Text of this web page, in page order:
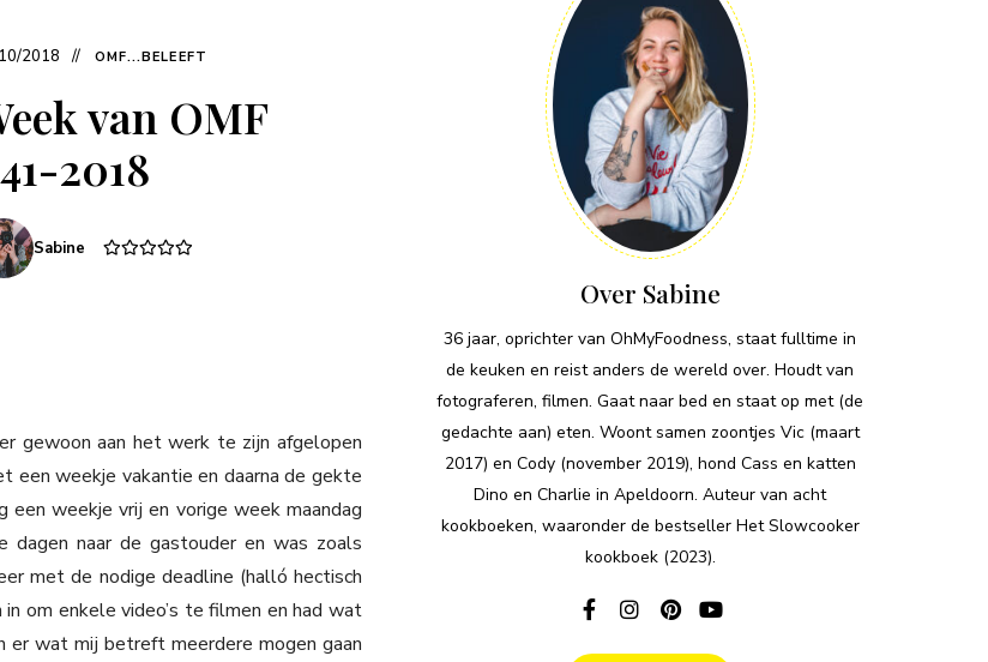
2018 OMF...BELEEFT
van OMF
2018
Sabine
gewoon aan het werk te zijn afgelopen
een weekje vakantie en daarna de gekte
een weekje vrij en vorige week maandag
dagen naar de gastouder en was zoals
met de nodige deadline (halló hectisch
om enkele video’s te filmen en had wat
er wat mij betreft meerdere mogen gaan
Over Sabine
36 jaar, oprichter van OhMyFoodness, staat fulltime in
de keuken en reist anders de wereld over. Houdt van
fotograferen, filmen. Gaat naar bed en staat op met (de
gedachte aan) eten. Woont samen zoontjes Vic (maart
2017) en Cody (november 2019), hond Cass en katten
Dino en Charlie in Apeldoorn. Auteur van acht
kookboeken, waaronder de bestseller Het Slowcooker
kookboek (2023).